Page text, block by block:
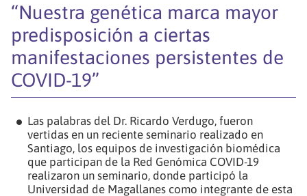
“Nuestra genética marca mayor
predisposición a ciertas
manifestaciones persistentes de
COVID-19”
Las palabras del Dr. Ricardo Verdugo, fueron
vertidas en un reciente seminario realizado en
Santiago, los equipos de investigación biomédica
que participan de la Red Genómica COVID-19
realizaron un seminario, donde participó la
Universidad de Magallanes como integrante de esta